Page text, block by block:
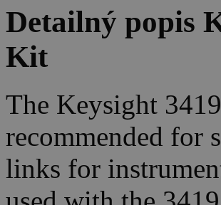
Detailný popis
Kit
The Keysight
recommended for
links for